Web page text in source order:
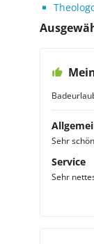
Sehr
Service
Sehr